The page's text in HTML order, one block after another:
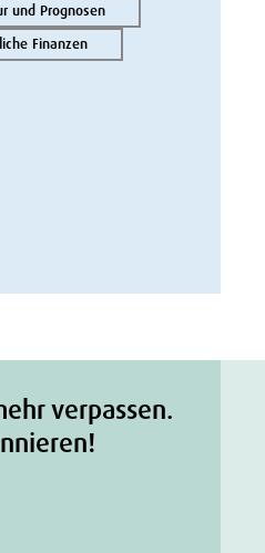
und Prognosen
Finanzen
verpassen.